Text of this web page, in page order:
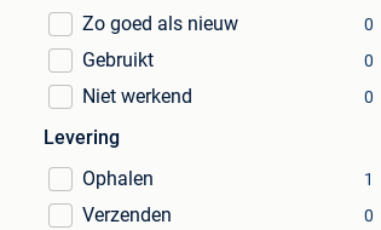
Zo goed als nieuw 0
Gebruikt 0
Niet werkend 0
Levering
Ophalen
1
Verzenden 0